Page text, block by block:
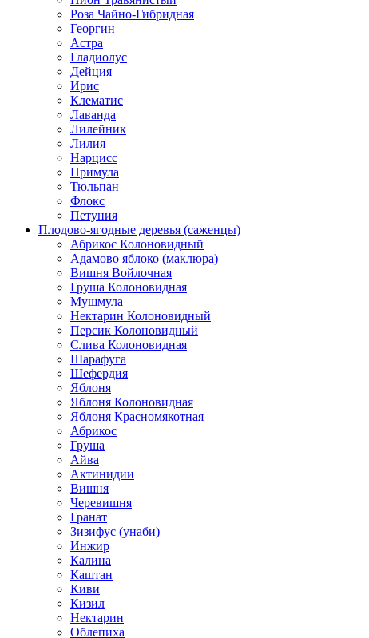
Роза Чайно-Гибридная
Георгин
Астра
Гладиолус
Дейция
Ирис
Клематис
Лаванда
Лилейник
Лилия
Нарцисс
Примула
Тюльпан
Флокс
Петуния
Плодово-ягодные деревья (саженцы)
Абрикос Колоновидный
Адамово яблоко (маклюра)
Вишня Войлочная
Груша Колоновидная
Мушмула
Нектарин Колоновидный
Персик Колоновидный
Слива Колоновидная
Шарафуга
Шефердия
Яблоня
Яблоня Колоновидная
Яблоня Красномякотная
Абрикос
Груша
Айва
Актинидии
Вишня
Черевишня
Гранат
Зизифус (унаби)
Инжир
Калина
Каштан
Киви
Кизил
Нектарин
Облепиха